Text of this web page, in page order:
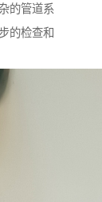
的管道系
的检查和